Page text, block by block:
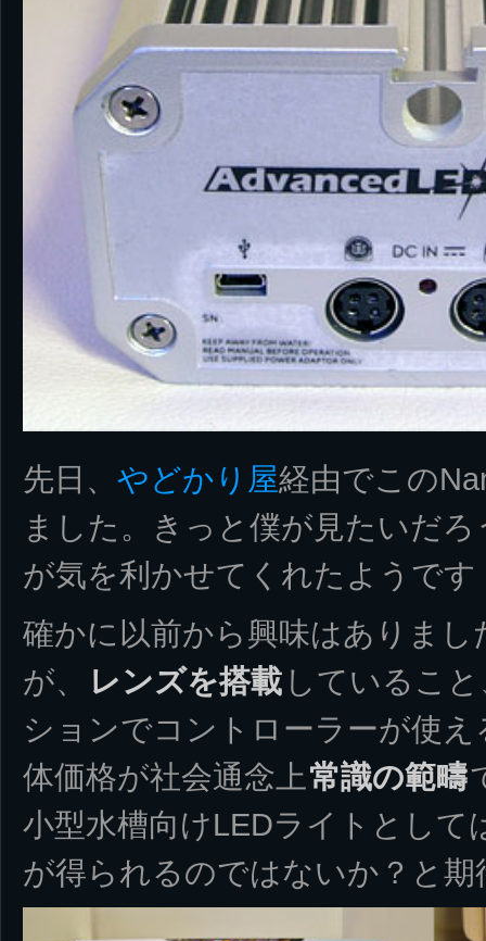
先日、 やどかり屋経由でこの
ました。きっと僕が見たいだ
が気を利かせてくれたようです
確かに以前から興味はありまし
が、
レンズを搭載 しているこ
ションでコントローラーが使
体価格が社会通念上常識の範疇
小型水槽向けLEDライトとして
が得られるのではないか？と